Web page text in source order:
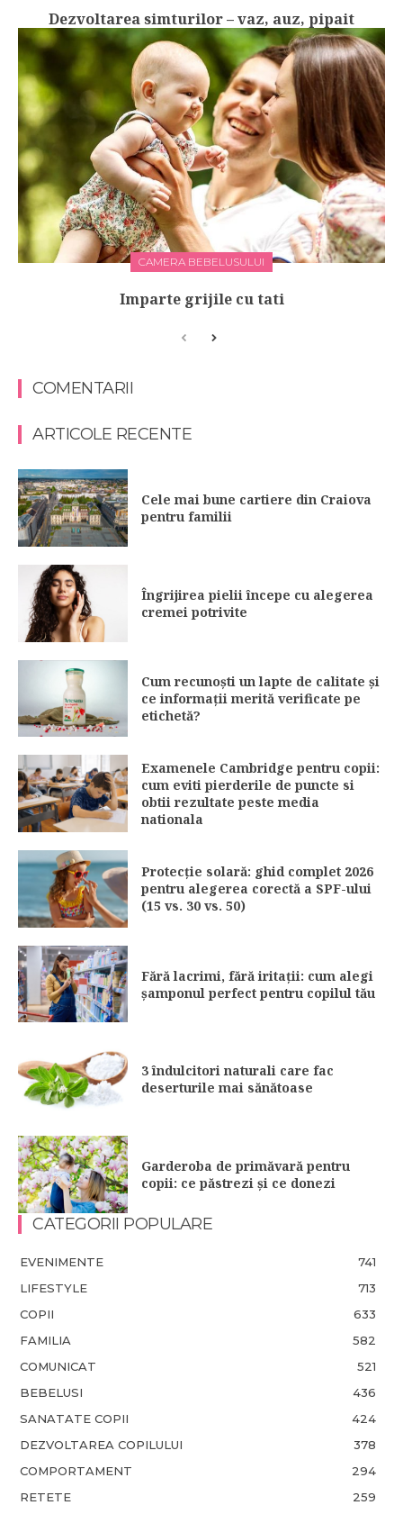
Dezvoltarea simturilor – vaz, auz, pipait
CAMERA BEBELUSULUI
Imparte grijile cu tati
COMENTARII
ARTICOLE RECENTE
Cele mai bune cartiere din Craiova
pentru familii
Îngrijirea pielii începe cu alegerea
cremei potrivite
Cum recunoști un lapte de calitate și
ce informații merită verificate pe
etichetă?
Examenele Cambridge pentru copii:
cum eviti pierderile de puncte si
obtii rezultate peste media
nationala
Protecție solară: ghid complet 2026
pentru alegerea corectă a SPF-ului
(15 vs. 30 vs. 50)
Fără lacrimi, fără iritații: cum alegi
șamponul perfect pentru copilul tău
3 îndulcitori naturali care fac
deserturile mai sănătoase
Garderoba de primăvară pentru
copii: ce păstrezi și ce donezi
CATEGORII POPULARE
EVENIMENTE
741
LIFESTYLE
713
COPII
633
FAMILIA
582
COMUNICAT
521
BEBELUSI
436
SANATATE COPII
424
DEZVOLTAREA COPILULUI
378
COMPORTAMENT
294
RETETE
259